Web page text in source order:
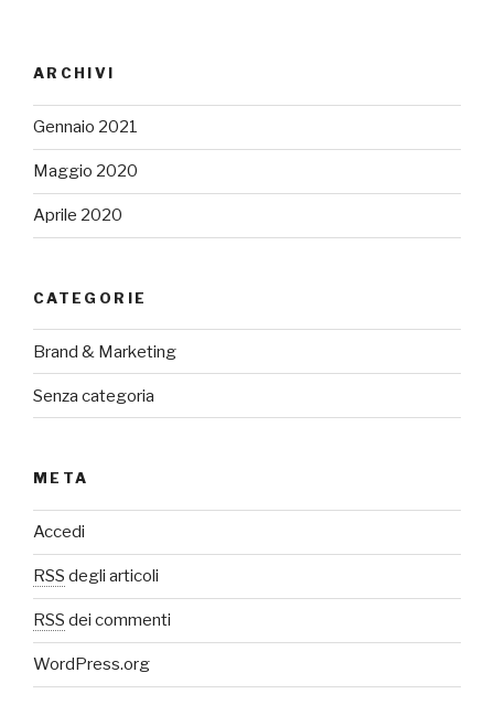
ARCHIVI
Gennaio 2021
Maggio 2020
Aprile 2020
CATEGORIE
Brand & Marketing
Senza categoria
META
Accedi
RSS degli articoli
RSS dei commenti
WordPress.org